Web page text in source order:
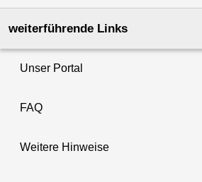
weiterführende Links
Unser Portal
FAQ
Weitere Hinweise